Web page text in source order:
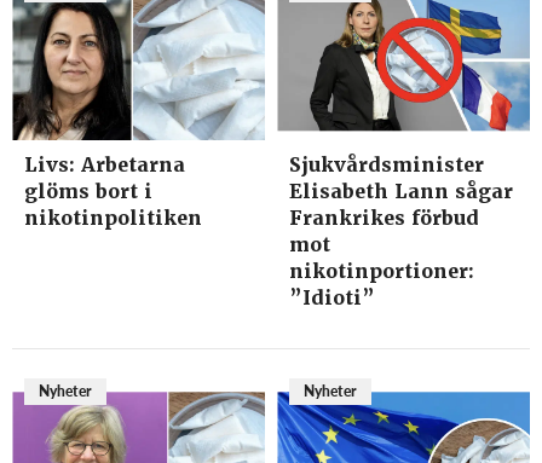
Livs: Arbetarna
glöms bort i
nikotinpolitiken
Sjukvårdsminister
Elisabeth Lann sågar
Frankrikes förbud
mot
nikotinportioner:
”Idioti”
Nyheter Nyheter